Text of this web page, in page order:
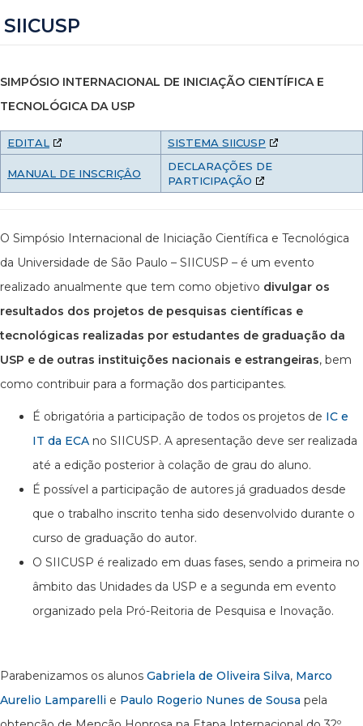
SIICUSP
SIMPÓSIO INTERNACIONAL DE INICIAÇÃO CIENTÍFICA E
TECNOLÓGICA DA USP
EDITAL SISTEMA SIICUSP
MANUAL DE INSCRIÇÂO
DECLARAÇÕES DE
PARTICIPAÇÃO
O Simpósio Internacional de Iniciação Científica e Tecnológica
da Universidade de São Paulo – SIICUSP – é um evento
realizado anualmente que tem como objetivo divulgar os
resultados dos projetos de pesquisas científicas e
tecnológicas realizadas por estudantes de graduação da
USP e de outras instituições nacionais e estrangeiras, bem
como contribuir para a formação dos participantes.
É obrigatória a participação de todos os projetos de IC e
IT da ECA no SIICUSP. A apresentação deve ser realizada
até a edição posterior à colação de grau do aluno.
É possível a participação de autores já graduados desde
que o trabalho inscrito tenha sido desenvolvido durante o
curso de graduação do autor.
O SIICUSP é realizado em duas fases, sendo a primeira no
âmbito das Unidades da USP e a segunda em evento
organizado pela Pró-Reitoria de Pesquisa e Inovação.
Parabenizamos os alunos Gabriela de Oliveira Silva, Marco
Aurelio Lamparelli e Paulo Rogerio Nunes de Sousa pela